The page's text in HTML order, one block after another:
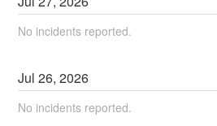
No incidents reported.
Jul26,2026
No incidents reported.